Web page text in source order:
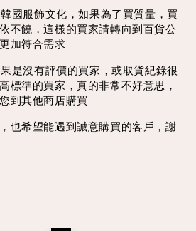
國服飾文化，如果為了買質量，買
不饒，這樣的買家請轉向到百貨公
加符合需求
是沒有評價的買家，或取貨紀錄很
標準的買家，真的非常不好意思，
到其他商店購買
也希望能遇到誠意購買的客戶，謝